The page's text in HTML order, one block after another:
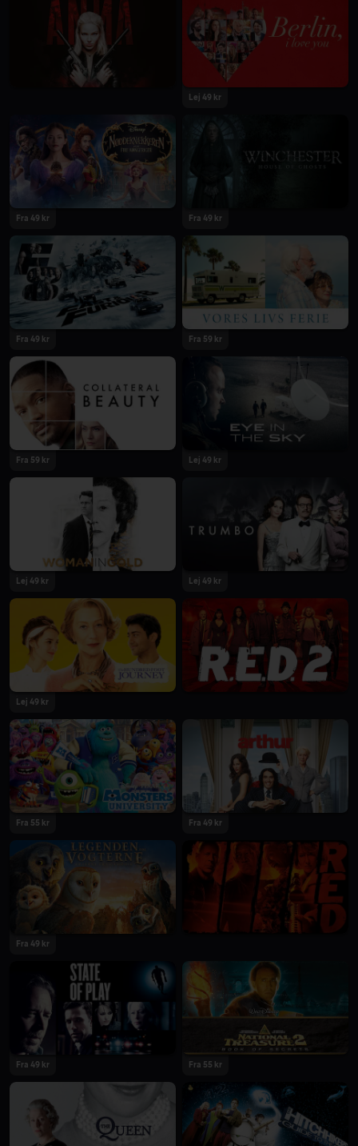
Lej 49 kr
Fra 49 kr Fra 49 kr
Fra 49 kr Fra 59 kr
Fra 59 kr Lej 49 kr
Lej 49 kr Lej 49 kr
Lej 49 kr
Fra 55 kr Fra 49 kr
Fra 49 kr
Fra 49 kr Fra 55 kr